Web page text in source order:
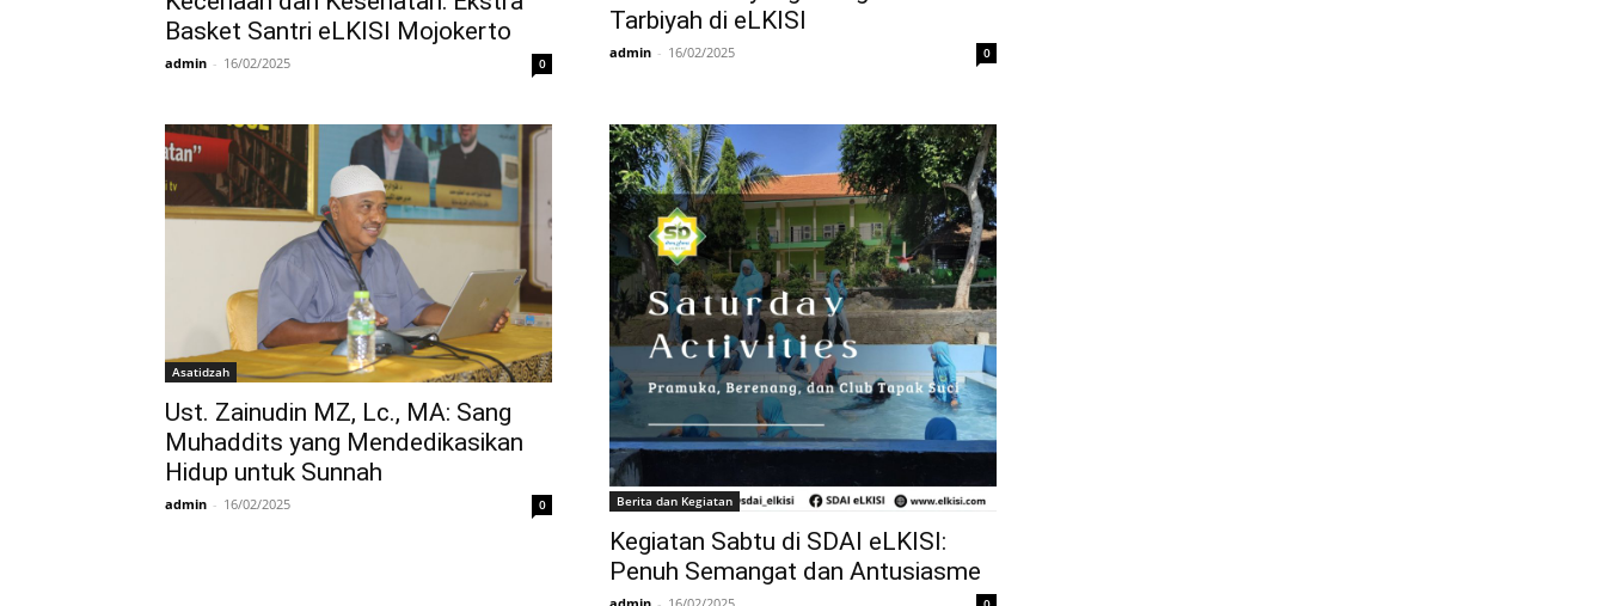
Basket Santri eLKISI Mojokerto
admin - 16/02/2025 0
Tarbiyah di eLKISI
admin - 16/02/2025 0
Asatidzah
Ust. Zainudin MZ, Lc., MA: Sang
Muhaddits yang Mendedikasikan
Hidup untuk Sunnah
admin - 16/02/2025 0 Berita dan Kegiatan
Kegiatan Sabtu di SDAI eLKISI:
Penuh Semangat dan Antusiasme